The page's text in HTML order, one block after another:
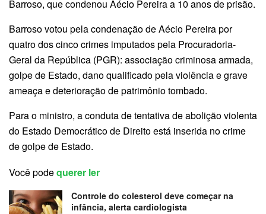
Barroso, que condenou Aécio Pereira a 10 anos de prisão.
Barroso votou pela condenação de Aécio Pereira por
quatro dos cinco crimes imputados pela Procuradoria-
Geral da República (PGR): associação criminosa armada,
golpe de Estado, dano qualificado pela violência e grave
ameaça e deterioração de patrimônio tombado.
Para o ministro, a conduta de tentativa de abolição violenta
do Estado Democrático de Direito está inserida no crime
de golpe de Estado.
Você podequerer ler
Controle do colesterol deve começar na
infância, alerta cardiologista